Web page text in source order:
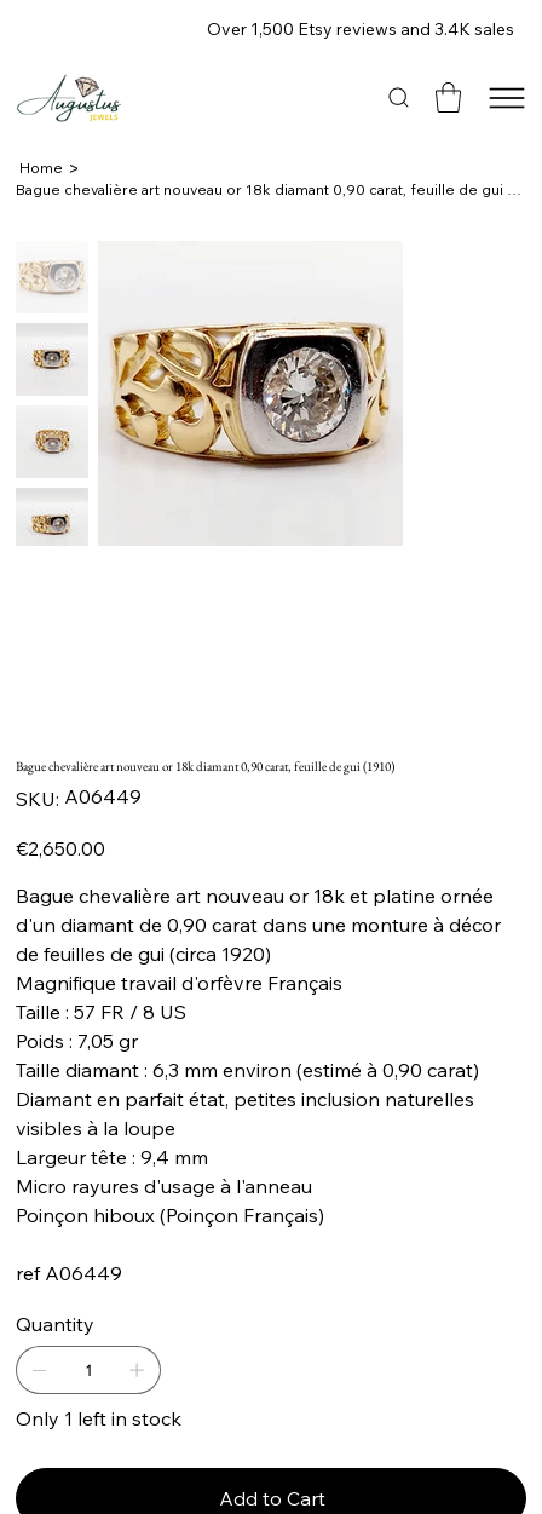
Over 1,500 Etsy reviews and 3.4K sales
Home >
Bague chevalière art nouveau or 18k diamant 0,90 carat, feuille de gui (1910)
Bague chevalière art nouveau or 18k diamant 0,90 carat, feuille de gui (1910)
SKU:
SKU
A06449
A06449
€2,650.00
Bague chevalière art nouveau or 18k et platine ornée
d'un diamant de 0,90 carat dans une monture à décor
de feuilles de gui (circa 1920)
Magnifique travail d'orfèvre Français
Taille : 57 FR / 8 US
Poids : 7,05 gr
Taille diamant : 6,3 mm environ (estimé à 0,90 carat)
Diamant en parfait état, petites inclusion naturelles
visibles à la loupe
Largeur tête : 9,4 mm
Micro rayures d'usage à l'anneau
Poinçon hiboux (Poinçon Français)
ref A06449
Quantity
Only 1 left in stock
Add to Cart